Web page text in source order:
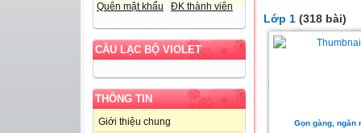
Quên mật khẩu ĐK thành viên
CÂU LẠC BỘ VIOLET
THÔNG TIN
Giới thiệu chung
Lớp 1 (318 bài)
Gọn gàng, ngăn